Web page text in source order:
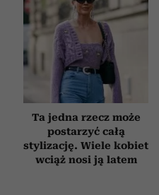
Ta jedna rzecz może
postarzyć całą
stylizację. Wiele kobiet
wciąż nosi ją latem